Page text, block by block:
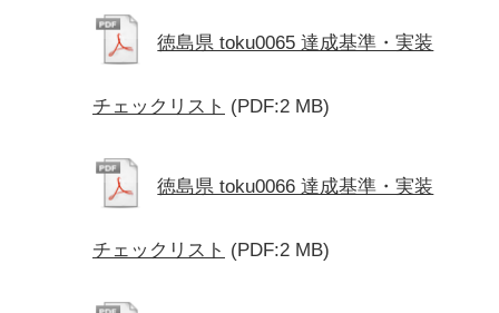
徳島県 toku0065 達成基準・実装
チェックリスト (PDF:2 MB)
徳島県 toku0066 達成基準・実装
チェックリスト (PDF:2 MB)